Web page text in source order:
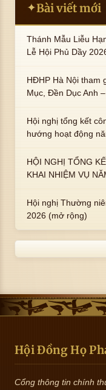
✦Bài viết mới
Thánh Mẫu Liễu
Lễ Hội Phủ Dầy
HĐHP Hà Nội tham
Mục, Đền Dục Anh
trai : ngài Phạm
Hội nghị tổng kết
hướng hoạt động
HỘI NGHỊ TỔNG
KHAI NHIỆM VỤ NĂM 2026 HỘI
Hội nghị Thường
2026 (mở rộng)
Hội Đồng Họ
Cổng thông tin chính